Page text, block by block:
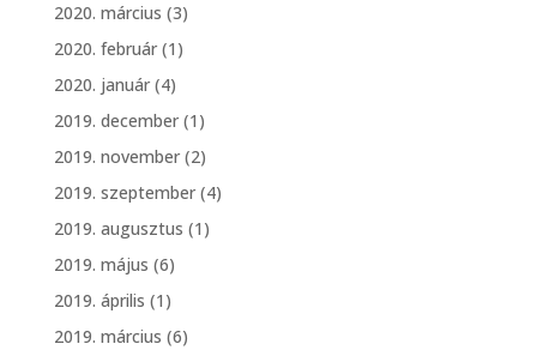
2020. március (3)
2020. február(1)
2020. január(4)
2019. december(1)
2019. november(2)
2019. szeptember(4)
2019. augusztus (1)
2019. május (6)
2019. április (1)
2019. március (6)